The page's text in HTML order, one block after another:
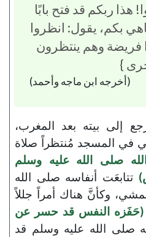
هذا ربكم قد فتح بابًا
بكم، يقول: انظروا
فريضة وهم ينتظرون
}
(أخرجه ابن ماجه وأحمد)
إلى بيته بعد المغرب،
في المسجد مُنتظراً صلاة
صلى الله عليه وسلم
تتابعَت أنفاسه صلى الله
وكأنَّ هناك أمراً جللاً
(حَفَزه النفس قد حسر عن
صلى الله عليه وسلم قد